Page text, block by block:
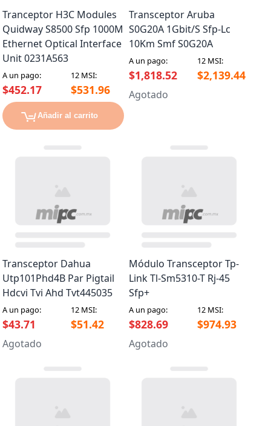
Tranceptor H3C Modules
Quidway S8500 Sfp 1000M
Ethernet Optical Interface
Unit 0231A563
A un pago: 12 MSI:
$452.17 $531.96
Añadir al carrito
Transceptor Aruba
S0G20A 1Gbit/S Sfp-Lc
10Km Smf S0G20A
A un pago: 12 MSI:
$1,818.52 $2,139.44
Agotado
Transceptor Dahua
Utp101Phd4B Par Pigtail
Hdcvi Tvi Ahd Tvt445035
A un pago: 12 MSI:
$43.71 $51.42
Agotado
Módulo Transceptor Tp-
Link Tl-Sm5310-T Rj-45
Sfp+
A un pago: 12 MSI:
$828.69 $974.93
Agotado